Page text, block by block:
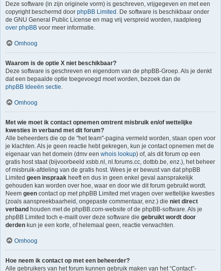
Deze software (in zijn originele vorm) is geschreven, vrijgegeven en met een
copyright beschermd door phpBB Limited . De software is beschikbaar onder
de GNU General Public License en mag vrij verspreid worden, raadpleeg
over phpBB voor meer informatie.
Omhoog
Waarom is de optie X niet beschikbaar?
Deze software is geschreven en eigendom van de phpBB-Groep. Als je denkt
dat een bepaalde optie toegevoegd moet worden, bezoek dan de
phpBB Ideeën sectie.
Omhoog
Met wie moet ik contact opnemen omtrent misbruik en/of wettelijke
kwesties in verband met dit forum?
Alle beheerders die op de "het team"-pagina vermeld worden, staan open voor
je klachten. Als je geen reactie hebt gekregen, kun je contact opnemen met de
eigenaar van het domein (dmv een whois lookup) of, als dit forum op een
gratis host staat (bijvoorbeeld xsbb.nl, nl.forums.cc, dotbb.be, enz.), het beheer
of misbruik-afdeling van de gratis host. Wees je er bewust van dat phpBB
Limited geen inspraak heeft en dus in geen enkel geval aansprakelijk
gehouden kan worden over hoe, waar en door wie dit forum gebruikt wordt.
Neem geen contact op met phpBB Limited met vragen over wettelijke kwesties
(zoals aanspreekbaarheid, ongepaste commentaar, enz.) die niet direct
verband houden met de phpBB.com-website of de phpBB-software. Als je
phpBB Limited toch e-mailt over deze software die gebruikt wordt door
derden kun je een korte, of helemaal geen, reactie verwachten.
Omhoog
Hoe neem ik contact op met een beheerder?
Alle gebruikers van het forum kunnen gebruik maken van het “Contact”-